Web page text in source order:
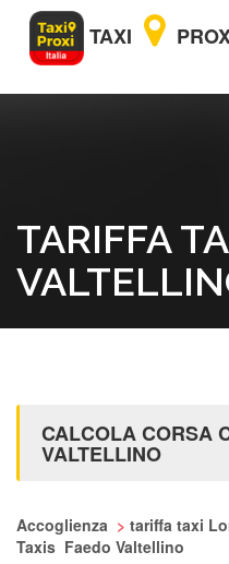
TAXI
TARIFFA
CALCOLA CORSA
VALTELLINO
Accoglienza > tariffa taxi
Taxis Faedo Valtellino